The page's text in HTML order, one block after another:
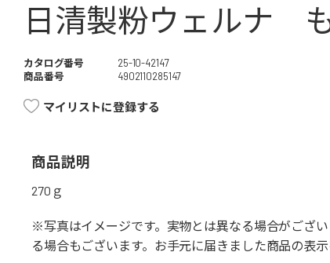
日清製粉ウェルナ
カタログ番号
25-10-42147
商品番号
4902110285147
マイリストに登録する
商品説明
270ｇ
※写真はイメージです。実物とは異なる場合がござ
る場合もございます。お手元に届きました商品の表